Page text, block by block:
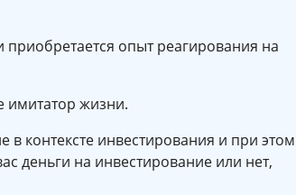
опыт реагирования на
имитатор жизни.
контексте инвестирования и при этом
деньги на инвестирование или нет,